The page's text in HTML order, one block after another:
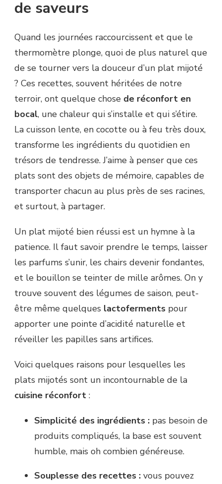
de saveurs
Quand les journées raccourcissent et que le
thermomètre plonge, quoi de plus naturel que
de se tourner vers la douceur d’un plat mijoté
? Ces recettes, souvent héritées de notre
terroir, ont quelque chose de réconfort en
bocal, une chaleur qui s’installe et qui s’étire.
La cuisson lente, en cocotte ou à feu très doux,
transforme les ingrédients du quotidien en
trésors de tendresse. J’aime à penser que ces
plats sont des objets de mémoire, capables de
transporter chacun au plus près de ses racines,
et surtout, à partager.
Un plat mijoté bien réussi est un hymne à la
patience. Il faut savoir prendre le temps, laisser
les parfums s’unir, les chairs devenir fondantes,
et le bouillon se teinter de mille arômes. On y
trouve souvent des légumes de saison, peut-
être même quelques lactoferments pour
apporter une pointe d’acidité naturelle et
réveiller les papilles sans artifices.
Voici quelques raisons pour lesquelles les
plats mijotés sont un incontournable de la
cuisine réconfort :
Simplicité des ingrédients : pas besoin de
produits compliqués, la base est souvent
humble, mais oh combien généreuse.
Souplesse des recettes : vous pouvez